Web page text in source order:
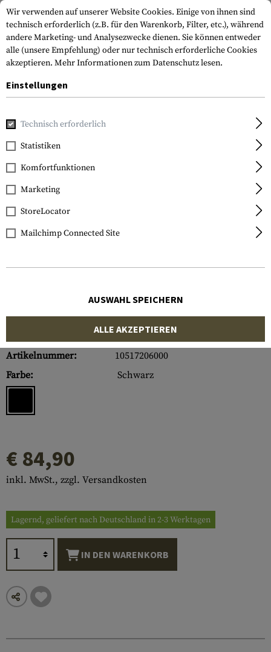
Home Waffenzubehör
Clawgear
AR15 SOF Compensator
Artikelnummer:
10517206000
Farbe:
Schwarz
€ 84,90
inkl. MwSt., zzgl. Versandkosten
Lagernd, geliefert nach Deutschland in 2-3 Werktagen
IN DEN WARENKORB
Wir verwenden auf unserer Website Cookies. Einige von ihnen sind
technisch erforderlich (z.B. für den Warenkorb, Filter, etc.), während
andere Marketing- und Analysezwecke dienen. Sie können entweder
alle (unsere Empfehlung) oder nur technisch erforderliche Cookies
akzeptieren. Mehr Informationen zum Datenschutz lesen.
Einstellungen
Technisch erforderlich
Statistiken
Komfortfunktionen
Marketing
StoreLocator
Mailchimp Connected Site
AUSWAHL SPEICHERN
ALLE AKZEPTIEREN